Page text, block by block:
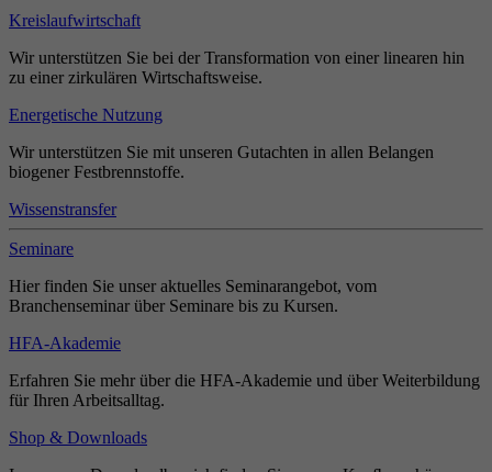
Kreislaufwirtschaft
Wir unterstützen Sie bei der Transformation von einer linearen hin
zu einer zirkulären Wirtschaftsweise.
Energetische Nutzung
Wir unterstützen Sie mit unseren Gutachten in allen Belangen
biogener Festbrennstoffe.
Wissenstransfer
Seminare
Hier finden Sie unser aktuelles Seminarangebot, vom
Branchenseminar über Seminare bis zu Kursen.
HFA-Akademie
Erfahren Sie mehr über die HFA-Akademie und über Weiterbildung
für Ihren Arbeitsalltag.
Shop & Downloads